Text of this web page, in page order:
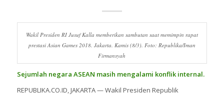
Wakil Presiden RI Jusuf Kalla memberikan sambutan saat memimpin rapat
prestasi Asian Games 2018. Jakarta. Kamis (8/3). Foto: Republika/Iman
Firmansyah
Sejumlah negara ASEAN masih mengalami konflik internal.
REPUBLIKA.CO.ID, JAKARTA — Wakil Presiden Republik